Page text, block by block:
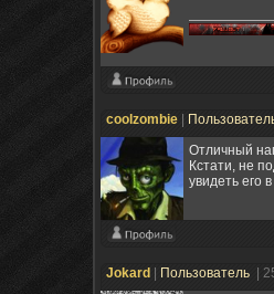
coolzombie
Отличный
Кстати, не
увидеть его
Jokard Пользователь |